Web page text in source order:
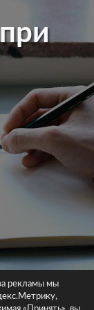
|Политика
рекламы мы